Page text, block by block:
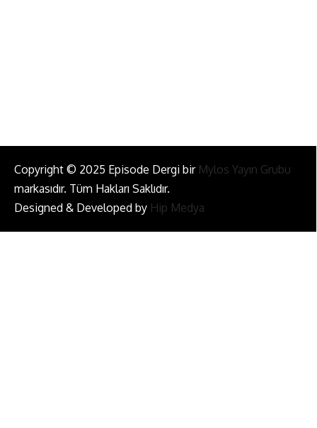
Copyright © 2025 Episode Dergi bir Mylos Yayın Grubu
markasıdır. Tüm Hakları Saklıdır.
Designed & Developed by Hip Medya